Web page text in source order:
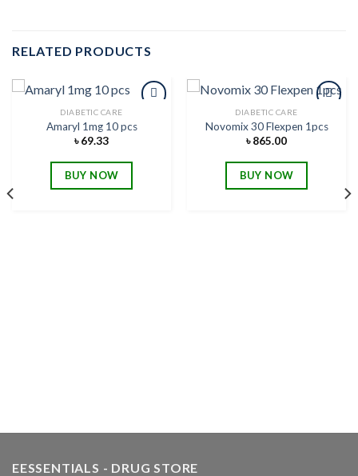
RELATED PRODUCTS
DIABETIC CARE
Amaryl 1mg 10 pcs
৳69.33
BUY NOW
DIABETIC CARE
Novomix 30 Flexpen 1pcs
৳865.00
BUY NOW
EESSENTIALS - DRUG STORE